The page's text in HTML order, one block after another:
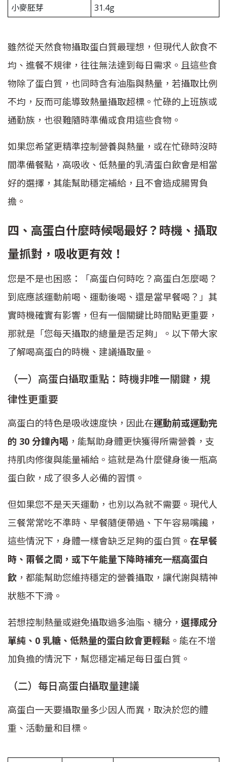
小麥胚芽
31.4g
雖然從天然食物攝取蛋白質最理想，但現代人飲食不
均、進餐不規律，往往無法達到每日需求。且這些食
物除了蛋白質，也同時含有油脂與熱量，若攝取比例
不均，反而可能導致熱量攝取超標。忙碌的上班族或
通勤族，也很難隨時準備或食用這些食物。
如果您希望更精準控制營養與熱量，或在忙碌時沒時
間準備餐點，高吸收、低熱量的乳清蛋白飲會是相當
好的選擇，其能幫助穩定補給，且不會造成腸胃負
擔。
四、高蛋白什麼時候喝最好？時機、攝取
量抓對，吸收更有效！
您是不是也困惑：「高蛋白何時吃？高蛋白怎麼喝？
到底應該運動前喝、運動後喝、還是當早餐喝？」其
實時機確實有影響，但有一個關鍵比時間點更重要，
那就是「您每天攝取的總量是否足夠」。以下帶大家
了解喝高蛋白的時機、建議攝取量。
（一）高蛋白攝取重點：時機非唯一關鍵，規
律性更重要
高蛋白的特色是吸收速度快，因此在運動前或運動完
的 30 分鐘內喝 ，能幫助身體更快獲得所需營養，支
持肌肉修復與能量補給。這就是為什麼健身後一瓶高
蛋白飲，成了很多人必備的習慣。
但如果您不是天天運動，也別以為就不需要。現代人
三餐常常吃不準時、早餐隨便帶過、下午容易嘴饞，
這些情況下，身體一樣會缺乏足夠的蛋白質。 在早餐
時、兩餐之間，或下午能量下降時補充一瓶高蛋白
飲 ，都能幫助您維持穩定的營養攝取，讓代謝與精神
狀態不下滑。
若想控制熱量或避免攝取過多油脂、糖分， 選擇成分
單純、0 乳糖、低熱量的蛋白飲會更輕鬆 。能在不增
加負擔的情況下，幫您穩定補足每日蛋白質。
（二）每日高蛋白攝取量建議
高蛋白一天要攝取量多少因人而異，取決於您的體
重、活動量和目標。